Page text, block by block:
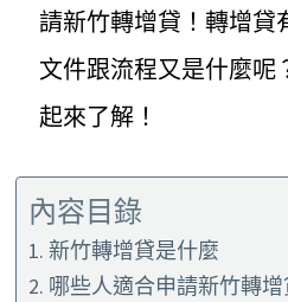
請新竹轉增貸！轉增貸
文件跟流程又是什麼呢
起來了解！
內容目錄
新竹轉增貸是什麼
哪些人適合申請新竹轉增